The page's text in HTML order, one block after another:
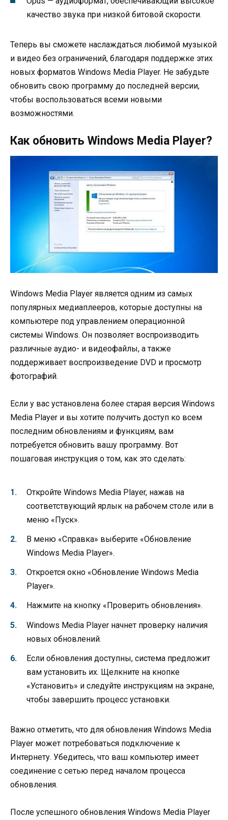
качество звука при низкой битовой скорости.
Теперь вы сможете наслаждаться любимой музыкой
и видео без ограничений, благодаря поддержке этих
новых форматов Windows Media Player. Не забудьте
обновить свою программу до последней версии,
чтобы воспользоваться всеми новыми
возможностями.
Как обновить Windows Media Player?
Windows Media Player является одним из самых
популярных медиаплееров, которые доступны на
компьютере под управлением операционной
системы Windows. Он позволяет воспроизводить
различные аудио- и видеофайлы, а также
поддерживает воспроизведение DVD и просмотр
фотографий.
Если у вас установлена более старая версия Windows
Media Player и вы хотите получить доступ ко всем
последним обновлениям и функциям, вам
потребуется обновить вашу программу. Вот
пошаговая инструкция о том, как это сделать:
Откройте Windows Media Player, нажав на
соответствующий ярлык на рабочем столе или в
меню «Пуск».
В меню «Справка» выберите «Обновление
Windows Media Player».
Откроется окно «Обновление Windows Media
Player».
Нажмите на кнопку «Проверить обновления».
Windows Media Player начнет проверку наличия
новых обновлений.
Если обновления доступны, система предложит
вам установить их. Щелкните на кнопке
«Установить» и следуйте инструкциям на экране,
чтобы завершить процесс установки.
Важно отметить, что для обновления Windows Media
Player может потребоваться подключение к
Интернету. Убедитесь, что ваш компьютер имеет
соединение с сетью перед началом процесса
обновления.
После успешного обновления Windows Media Player